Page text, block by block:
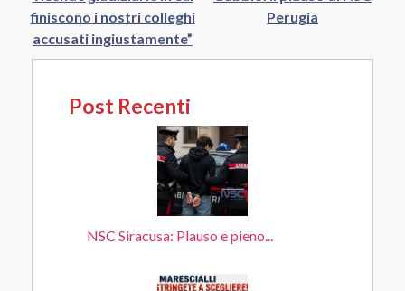
finiscono i nostri colleghi
accusati ingiustamente”
Perugia
Post Recenti
NSC Siracusa: Plauso e pieno...